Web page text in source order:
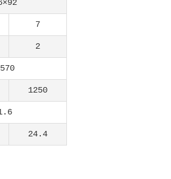
7
2
1250
24.4